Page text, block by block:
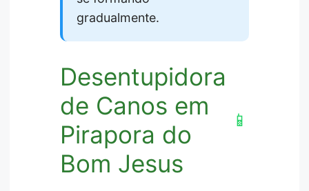
gradualmente.
Desentupidora
de Canos em
Pirapora do
Bom Jesus
📱